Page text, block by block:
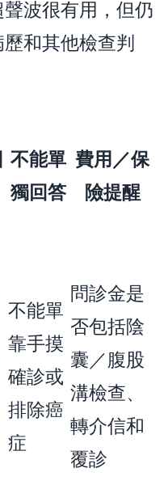
波很有用，但仍
和其他檢查判
不能單
獨回答
費用／保
險提醒
不能單
靠手摸
確診或
排除癌
症
問診金是
否包括陰
囊／腹股
溝檢查、
轉介信和
覆診